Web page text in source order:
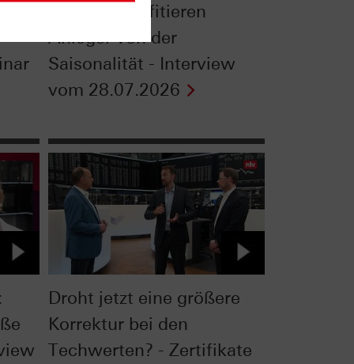
Gold: So profitieren
Anleger von der
Saisonalität - Interview
vom 28.07.2026
Droht jetzt eine größere
Korrektur bei den
Techwerten? - Zertifikate